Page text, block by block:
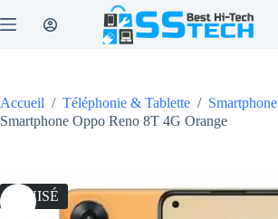
au
Accueil / Téléphonie & Tablette / Smartphone
Smartphone Oppo Reno 8T 4G Orange
ÉPUISÉ